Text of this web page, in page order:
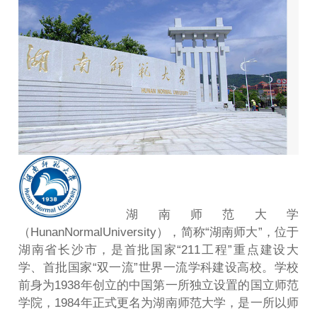
湖南师范大学
（HunanNormalUniversity），简称“湖南师大”，位于
湖南省长沙市，是首批国家“211工程”重点建设大
学、首批国家“双一流”世界一流学科建设高校。学校
前身为1938年创立的中国第一所独立设置的国立师范
学院，1984年正式更名为湖南师范大学，是一所以师